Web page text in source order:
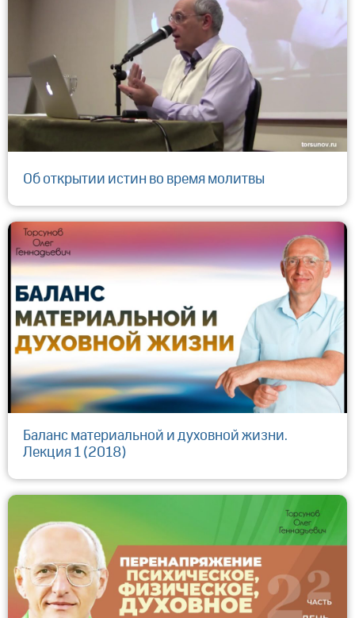
Об открытии истин во время молитвы
Баланс материальной и духовной жизни.
Лекция 1 (2018)